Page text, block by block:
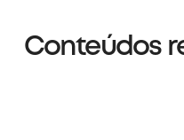
Conteúdos